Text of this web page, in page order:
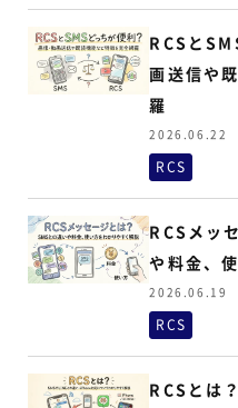
RCSと
画送信や
羅
2026.06.22
RCS
RCSメッ
や料金、
2026.06.19
RCS
RCSとは